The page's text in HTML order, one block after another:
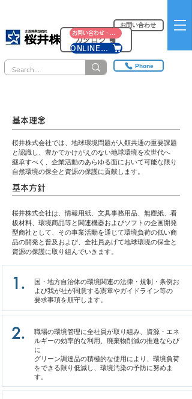
お問い合わせ
カタログ
お問い合わせ・資料請求
Phone
基本理念
桜井株式会社では、地球環境問題が人類共通の重要課題
と認識し、豊かでかけがえのない地球環境を次世代へ
継承すべく、企業活動のあらゆる面において可能な限り
自然環境の保全と資源の保護に貢献します。
基本方針
桜井株式会社は、情報用紙、文具事務用品、無塵紙、看
板材料、環境商品等と関連機器およびソフトの企画開発
型商社として、その事業活動を通じて環境負荷の低い商
品の開発と普及および、全社員あげて地球環境の保全と
資源の保護に取り組んでいきます。
国・地方自治体の環境関連の法律・規制・条例お
よび我が社が同意する憲章やガイドライン等の
要求事項を順守します。
1.
職場の環境管理に全社員が取り組み、資源・エネ
ルギーの効率的な利用、廃棄物削減の推進ならび
に
グリーン調達品の積極的な使用により、環境負荷
をできる限り低減し、環境汚染の予防に努めま
す。
2.